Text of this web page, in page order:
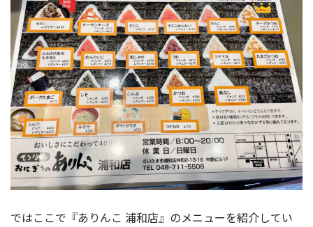
ではここで『ありんこ 浦和店』のメニューを紹介してい